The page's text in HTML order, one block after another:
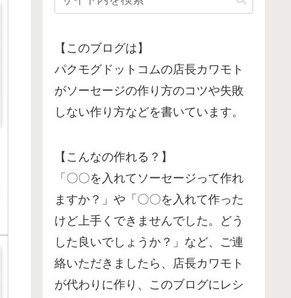
【このブログは】
パクモグドットコムの店長カワモト
がソーセージの作り方のコツや失敗
しない作り方などを書いています。
【こんなの作れる？】
「〇〇を入れてソーセージって作れ
ますか？」や「〇〇を入れて作った
けど上手くできませんでした。どう
した良いでしょうか？」など、ご連
絡いただきましたら、店長カワモト
が代わりに作り、このブログにレシ